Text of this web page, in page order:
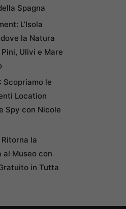
Spagna
L’Isola
la Natura
Ulivi e Mare
Scopriamo le
Location
Spy con Nicole
la
al Museo con
in Tutta